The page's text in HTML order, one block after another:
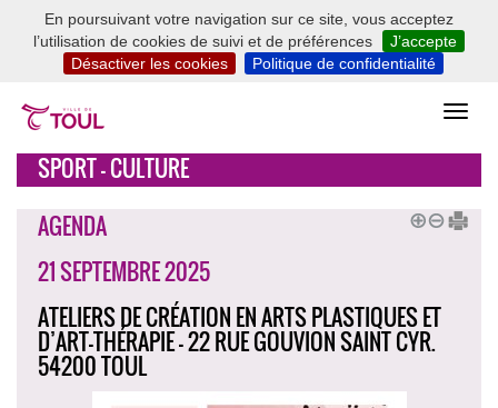
En poursuivant votre navigation sur ce site, vous acceptez
l’utilisation de cookies de suivi et de préférences
J’accepte
Désactiver les cookies
Politique de confidentialité
SPORT - CULTURE
AGENDA
21 SEPTEMBRE 2025
ATELIERS DE CRÉATION EN ARTS PLASTIQUES ET
D’ART-THÉRAPIE - 22 RUE GOUVION SAINT CYR.
54200 TOUL